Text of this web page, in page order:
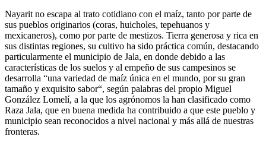
Nayarit no escapa al trato cotidiano con el maíz, tanto por parte de
sus pueblos originarios (coras, huicholes, tepehuanos y
mexicaneros), como por parte de mestizos. Tierra generosa y rica en
sus distintas regiones, su cultivo ha sido práctica común, destacando
particularmente el municipio de Jala, en donde debido a las
características de los suelos y al empeño de sus campesinos se
desarrolla “una variedad de maíz única en el mundo, por su gran
tamaño y exquisito sabor“, según palabras del propio Miguel
González Lomelí, a la que los agrónomos la han clasificado como
Raza Jala, que en buena medida ha contribuido a que este pueblo y
municipio sean reconocidos a nivel nacional y más allá de nuestras
fronteras.